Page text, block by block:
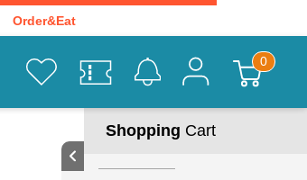
Order&Eat
Shopping Cart